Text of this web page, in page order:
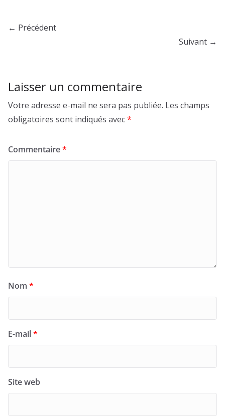
← Précédent
Suivant →
Laisser un commentaire
Votre adresse e-mail ne sera pas publiée. Les champs
obligatoires sont indiqués avec*
Commentaire*
Nom *
E-mail*
Site web